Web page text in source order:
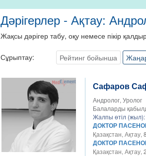
Дәрігерлер - Ақтау:
Жақсы дәрігер табу, оқу немесе пікір
Сұрыптау: Рейтинг бойынша
Сафаров
Андролог, Уролог
Балаларды
Жалпы өтіл (жыл):
ДОКТОР
Қазақстан,
ДОКТОР
Қазақстан,